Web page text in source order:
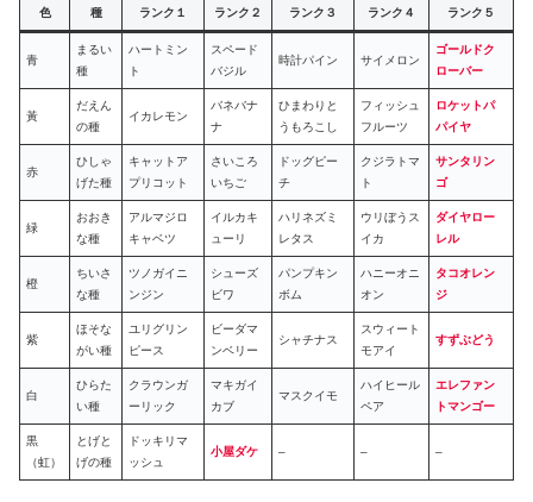
色 種 ランク１ ランク２ ランク３ ランク４ ランク５
青
まるい
種
ハートミン
ト
スペード
バジル
時計パイン サイメロン
ゴールドク
ローバー
黃
だえん
の種
イカレモン
バネバナ
ナ
ひまわりと
うもろこし
フィッシュ
フルーツ
ロケットパ
パイヤ
赤
ひしゃ
げた種
キャットア
プリコット
さいころ
いちご
ドッグピー
チ
クジラトマ
ト
サンタリン
ゴ
緑
おおき
な種
アルマジロ
キャベツ
イルカキ
ューリ
ハリネズミ
レタス
ウリぼうス
イカ
ダイヤロー
レル
橙
ちいさ
な種
ツノガイニ
ンジン
シューズ
ビワ
パンプキン
ボム
ハニーオニ
オン
タコオレン
ジ
紫
ほそな
がい種
ユリグリン
ピース
ビーダマ
ンベリー
シャチナス
スウィート
モアイ
すずぶどう
白
ひらた
い種
クラウンガ
ーリック
マキガイ
カブ
マスクイモ
ハイヒール
ペア
エレファン
トマンゴー
黒
（虹）
とげと
げの種
ドッキリマ
ッシュ
小屋ダケ – – –